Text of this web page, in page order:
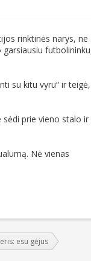
rinktinės narys, ne
garsiausiu
su kitu vyru“ ir teigė,
sėdi prie vieno stalo ir
Nė vienas
esu gėjus